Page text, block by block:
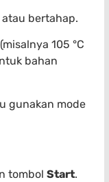
bertahap.
105 °C
bahan
gunakan mode
tombol Start.